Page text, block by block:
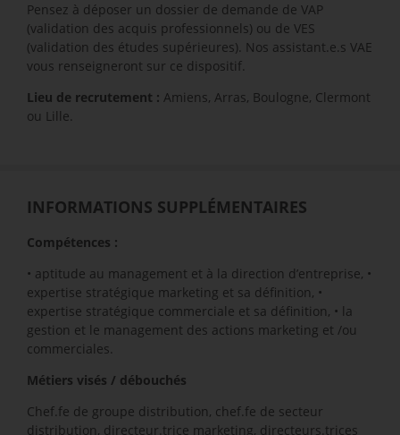
Pensez à déposer un dossier de demande de VAP
(validation des acquis professionnels) ou de VES
(validation des études supérieures). Nos assistant.e.s VAE
vous renseigneront sur ce dispositif.
Lieu de recrutement : Amiens, Arras, Boulogne, Clermont
ou Lille.
INFORMATIONS SUPPLÉMENTAIRES
Compétences :
• aptitude au management et à la direction d’entreprise, •
expertise stratégique marketing et sa définition, •
expertise stratégique commerciale et sa définition, • la
gestion et le management des actions marketing et /ou
commerciales.
Métiers visés / débouchés
Chef.fe de groupe distribution, chef.fe de secteur
distribution, directeur.trice marketing, directeurs.trices